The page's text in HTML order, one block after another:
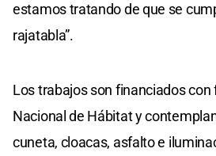
estamos tratando de que se
rajatabla”.
Los trabajos son financiados con
Nacional de Hábitat y
cuneta, cloacas, asfalto e